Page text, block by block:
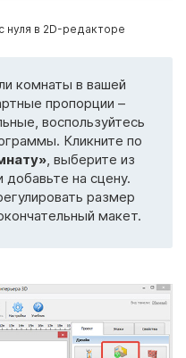
нуля в 2D-редакторе
комнаты в вашей
пропорции –
воспользуйтесь
Кликните по
, выберите из
добавьте на сцену.
размер
макет.